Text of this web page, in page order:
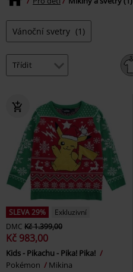
Vánoční svetry (1)
SLEVA 29%
Exkluzivní
DMC Kč 1.399,00
Kč 983,00
Kids - Pikachu - Pika! Pika!
Pokémon
Mikina